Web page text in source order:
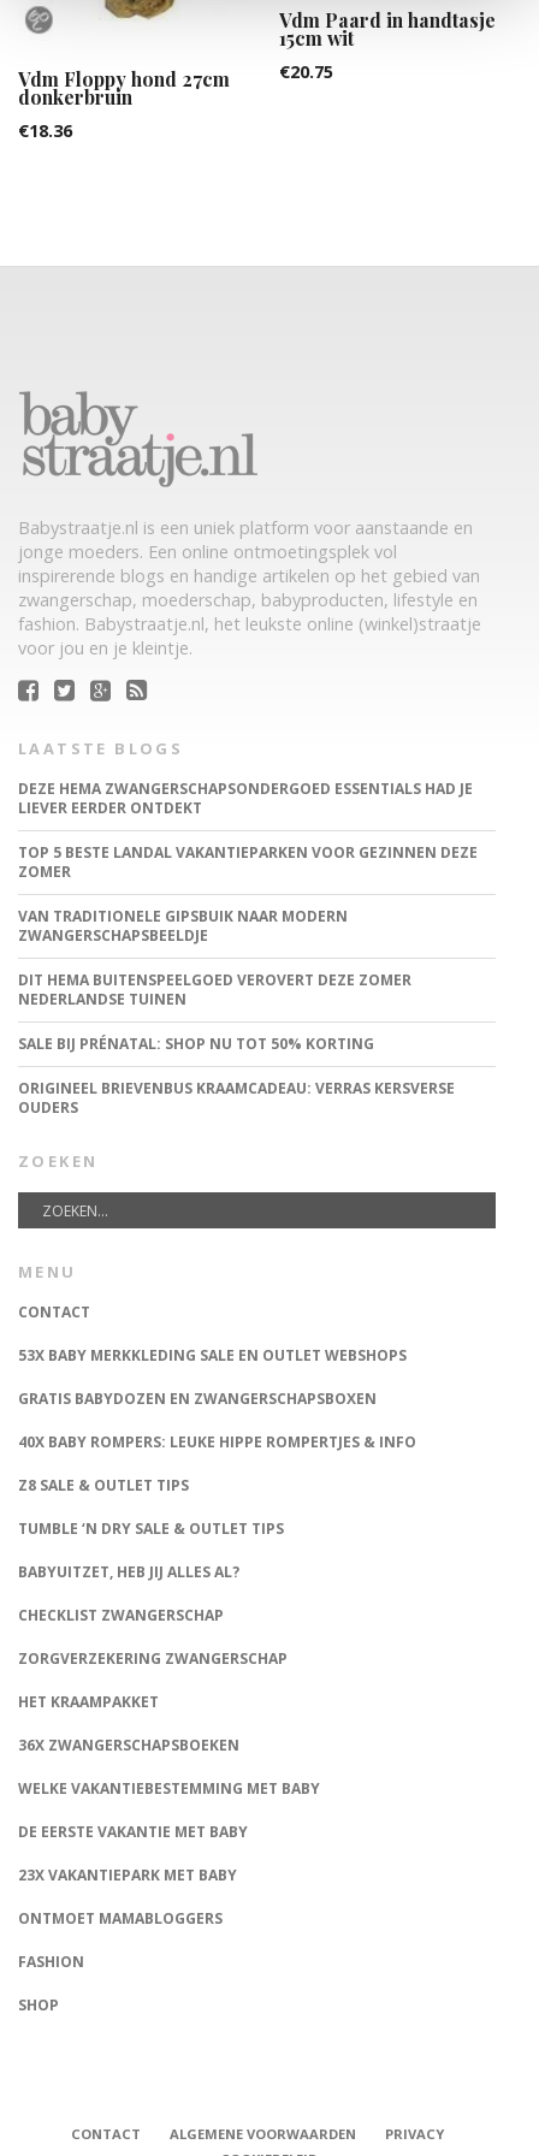
Vdm Floppy hond 27cm
donkerbruin
€18.36
Vdm Paard in handtasje
15cm wit
€20.75
Babystraatje.nl is een uniek platform voor aanstaande en
jonge moeders. Een online ontmoetingsplek vol
inspirerende blogs en handige artikelen op het gebied van
zwangerschap, moederschap, babyproducten, lifestyle en
fashion. Babystraatje.nl, het leukste online (winkel)straatje
voor jou en je kleintje.
LAATSTE BLOGS
DEZE HEMA ZWANGERSCHAPSONDERGOED ESSENTIALS HAD JE
LIEVER EERDER ONTDEKT
TOP 5 BESTE LANDAL VAKANTIEPARKEN VOOR GEZINNEN DEZE
ZOMER
VAN TRADITIONELE GIPSBUIK NAAR MODERN
ZWANGERSCHAPSBEELDJE
DIT HEMA BUITENSPEELGOED VEROVERT DEZE ZOMER
NEDERLANDSE TUINEN
SALE BIJ PRÉNATAL: SHOP NU TOT 50% KORTING
ORIGINEEL BRIEVENBUS KRAAMCADEAU: VERRAS KERSVERSE
OUDERS
ZOEKEN
MENU
CONTACT
53X BABY MERKKLEDING SALE EN OUTLET WEBSHOPS
GRATIS BABYDOZEN EN ZWANGERSCHAPSBOXEN
40X BABY ROMPERS: LEUKE HIPPE ROMPERTJES & INFO
Z8 SALE & OUTLET TIPS
TUMBLE ‘N DRY SALE & OUTLET TIPS
BABYUITZET, HEB JIJ ALLES AL?
CHECKLIST ZWANGERSCHAP
ZORGVERZEKERING ZWANGERSCHAP
HET KRAAMPAKKET
36X ZWANGERSCHAPSBOEKEN
WELKE VAKANTIEBESTEMMING MET BABY
DE EERSTE VAKANTIE MET BABY
23X VAKANTIEPARK MET BABY
ONTMOET MAMABLOGGERS
FASHION
SHOP
CONTACT ALGEMENE VOORWAARDEN
PRIVACY